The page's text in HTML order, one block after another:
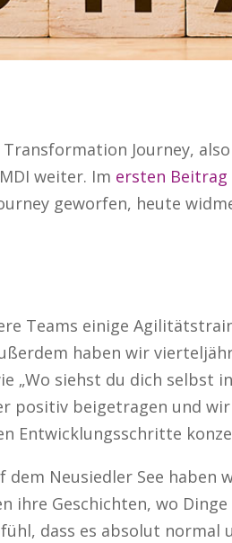
Journey,
weiter. Im ersten Beitrag
geworfen, heute
Teams einige
haben wir
„Wo siehst du dich selbst
positiv beigetragen und
Entwicklungsschritte
dem Neusiedler See haben
ihre Geschichten, wo
dass es absolut